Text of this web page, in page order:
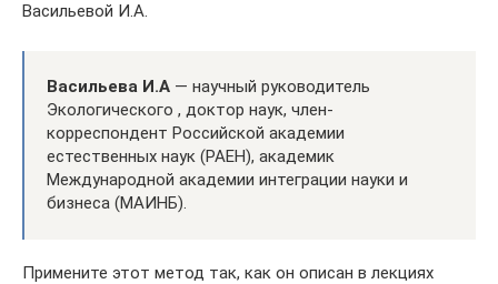
Васильевой И.А.
Васильева И.А — научный руководитель
Экологического , доктор наук, член-
корреспондент Российской академии
естественных наук (РАЕН), академик
Международной академии интеграции науки и
бизнеса (МАИНБ).
Примените этот метод так, как он описан в лекциях